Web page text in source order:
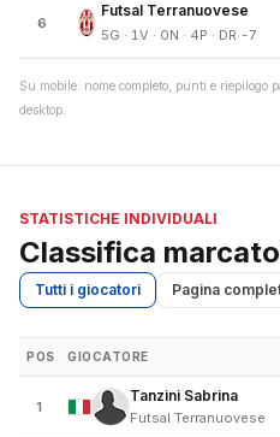
6
Futsal Terranuovese
5G · 1V · 0N · 4P · DR -7
Su mobile: nome completo, punti e riepilogo
desktop.
STATISTICHE INDIVIDUALI
Classifica
Tutti i giocatori Pagina
POS GIOCATORE
1
Tanzini Sabrina
Futsal Terranuovese